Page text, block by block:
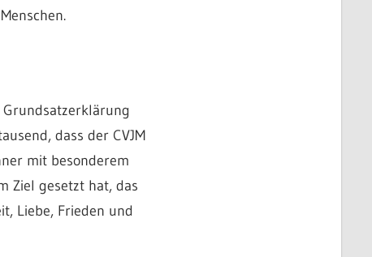
dass der CVJM
mit besonderem
Ziel gesetzt hat, das
Liebe, Frieden und